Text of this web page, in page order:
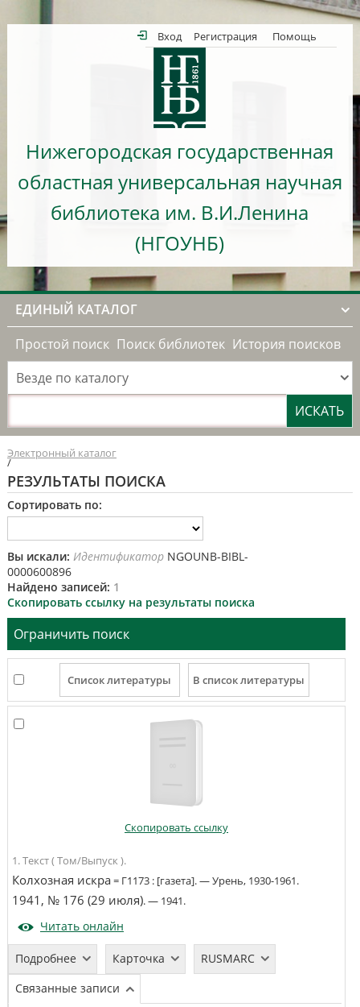
Вход Регистрация Помощь
Нижегородская государственная
областная универсальная научная
библиотека им. В.И.Ленина
(НГОУНБ)
ЕДИНЫЙ КАТАЛОГ
Простой поиск Поиск библиотек История поисков
Везде по каталогу
Электронный каталог
/
РЕЗУЛЬТАТЫ ПОИСКА
Сортировать по:
Вы искали: ИдентификаторNGOUNB-BIBL-
0000600896
Найдено записей: 1
Скопировать ссылку на результаты поиска
Ограничить поиск
Скопировать ссылку
1. Текст ( Том/Выпуск ).
Колхозная искра= Г1173 : [газета]. —Урень,1930-1961.
1941, № 176 (29 июля). —1941.
Читать онлайн
Подробнее Карточка
RUSMARC
Связанные записи